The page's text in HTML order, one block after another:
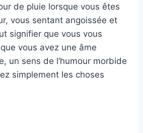
de pluie lorsque vous êtes
vous sentant angoissée et
signifier que vous vous
vous avez une âme
un sens de l’humour morbide
simplement les choses